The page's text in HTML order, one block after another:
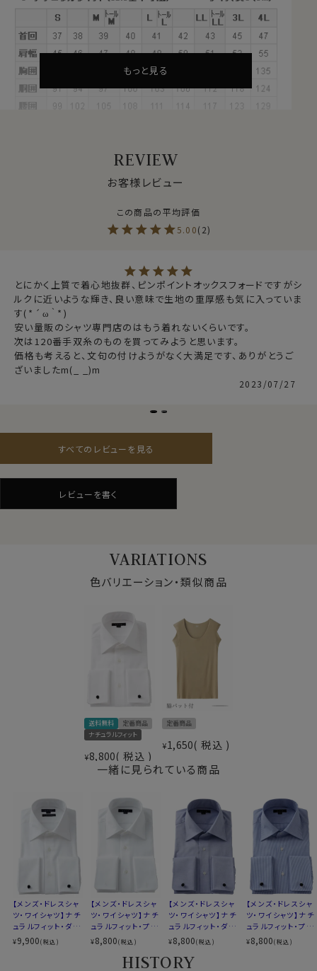
高いプレミアムコットンです。
その中の1種類がアメリカ南西部が産地の スーピマ綿で
す。
●ピンポイントオックスフォード
シャツ生地として人気のオックスフォード生地。
でしなやか、光沢感もアップ。
程よい厚みとハリのある素材感。
●形態安定加工
素材感・風合い・見栄えの良いことが特徴である綿
100％ですが、天然素材であるが故にしわができやすい
素材。
プレミアムコットン使用の綿100％に特殊な形態
ャツに近い防しわ性があります。
しかし特殊な形態安定加工を施すと、生地にややハリが
出てソフト感が失われがちになります。
そこでこの生地には綿特有のソフト感や素材感をいかし
た上で防しわ機能を高めるべく、液体アンモニア処理を
したうえで形態安定加工を施しました。
結果、光沢感・ソフト感にあふれ着心地のいい、さらに洗
タイドアップに最適なほどよい大きさのワイドカラーを選
袖口を折り返してカフリンクス（カフスボタン）で留める
ジャケットの袖口から覗く立体感のあるカフスとカフリン
クスが魅せる、こだわりディティールです。
ワンランクアップのドレスシャツスタイルに！
できる、大人の男の数少ないアクセサリーの一つ＝カフリ
ンクス。
ビジネスシーンでの着用の際は、カフリンクスの選び方に
スーツの色や気分でお好みのカフリンクスに付け替えて、
コーディネイトをよりお楽しみください。
●カフリンクス（カフスボタン）をご希望のお客様には付
属いたします！
カート部分にて組紐カフリンクスの有無をご選択くださ
仕様表
綿100％（80番手双糸）
ピンポイントオックスフォード
バックダーツ入り
ポケットあり
ダブルカフス
前3.0cm 後4.6cm
S-37～LL-43・3L-45・4L-47cm
トールM-88・L-90・LL-90cm
中国
▼【定番商品】欠品サイズは再入荷の予定があります。再
入荷日は未定です。
▼ナチュラルフィットとは？
タイルです。
適度に絞ったウエストラインは細すぎず、それでいてダボ
つきのないシルエット。
着心地を考え、細いだけのシャツとは一線を画したつくり
※43cm（LL）・45cm（3L）・47cm(4L)サイズにおいて
は絞りを若干ゆるくしております。 細さを気にせず一般的
なサイズと同じ感覚でお選びください。
もっと見る
REVIEW
お客様レビュー
5.00 2
2023/07/27
とにかく上質で着心地抜群、ピンポイントオックスフォードですがシ
ルクに近いような輝き、良い意味で生地の重厚感も気に入っていま
す(⁠*⁠´⁠ω⁠｀⁠*⁠)
安い量販のシャツ専門店のはもう着れないくらいです。
次は120番手双糸のものを買ってみようと思います。
価格も考えると、文句の付けようがなく大満足です、ありがとうご
ざいましたm(_ _)m
すべてのレビューを見る
レビューを書く
VARIATIONS
色バリエーション・類似商品
送料無料
定番商品
ナチュラルフィット
¥8,800 税込
定番商品
¥1,650 税込
一緒に見られている商品
【メンズ・ドレスシャ
ツ・ワイシャツ】ナチ
ュラルフィット・ダブ
ルカフス・プレミアム
コットン・120番手
¥9,900(税込)
【メンズ・ドレスシャ
ツ・ワイシャツ】ナチ
ュラルフィット・プレ
ミアムコットン・ダブ
ルカフス・形態安定・
ワイドカラー
¥8,800(税込)
【メンズ・ドレスシャ
ツ・ワイシャツ】ナチ
ュラルフィット・ダブ
ルカフス・プレミアム
コットン・オックスフ
ォード・形態安定・ワ
¥8,800(税込)
【メンズ・ドレスシャ
ツ・ワイシャツ】ナチ
ュラルフィット・プレ
ミアムコットン・ブロ
ード・ダブルカフス・
¥8,800(税込)
HISTORY